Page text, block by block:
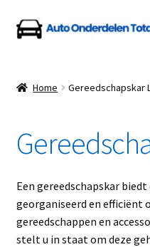
Ga
door
navigatie
Ga
naar
inhoud
Auto Onderdelen Shop
Betalen en Verzenden
Blog
Home Gereedschapskar
Een gereedschapskar
georganiseerd en efficiënt
gereedschappen en
stelt u in staat om deze